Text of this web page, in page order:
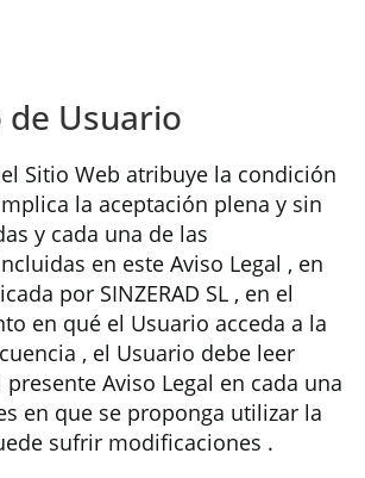
Usuario
Sitio Web atribuye la condición
la aceptación plena y sin
y cada una de las
en este Aviso Legal , en
por SINZERAD SL , en el
en qué el Usuario acceda a la
, el Usuario debe leer
Aviso Legal en cada una
en que se proponga utilizar la
sufrir modificaciones .